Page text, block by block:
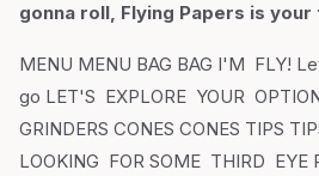
gonna roll, Flying Papers is
MENU MENU BAG BAG I'M
go LET'S EXPLORE YOUR
GRINDERS CONES CONES TIPS
LOOKING FOR SOME THIRD EYE